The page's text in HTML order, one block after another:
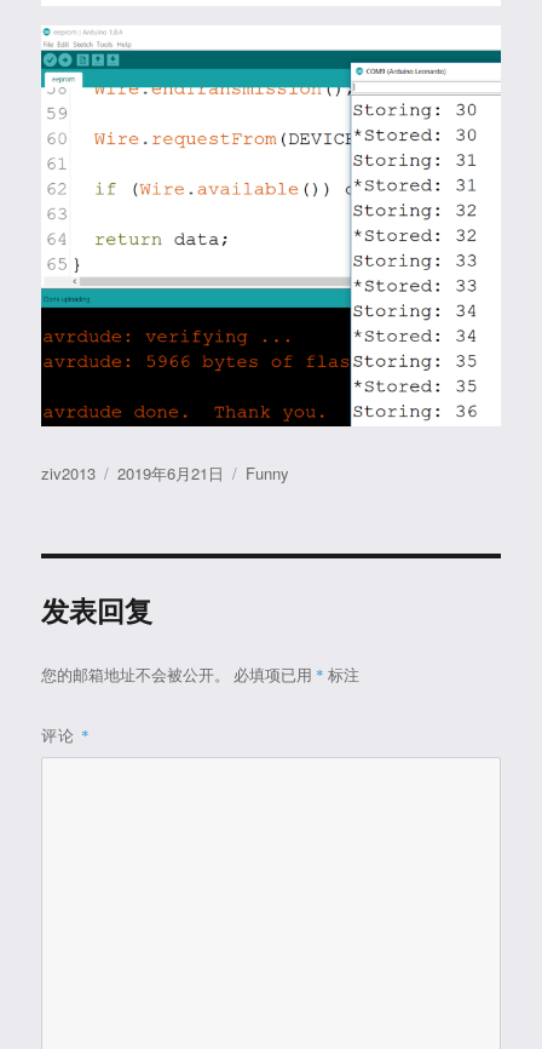
作
ziv2013
发
2019年6月21日
分
Funny
发表回复
您的邮箱地址不会被公开。 必填项已用 * 标注
评论 *